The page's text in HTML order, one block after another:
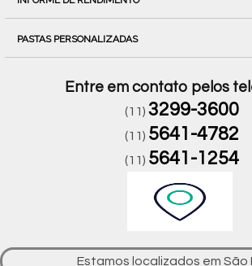
PASTAS PERSONALIZADAS
Entre em contato pelos
(11) 3299-3600
(11) 5641-4782
(11) 5641-1254
Estamos localizados em São